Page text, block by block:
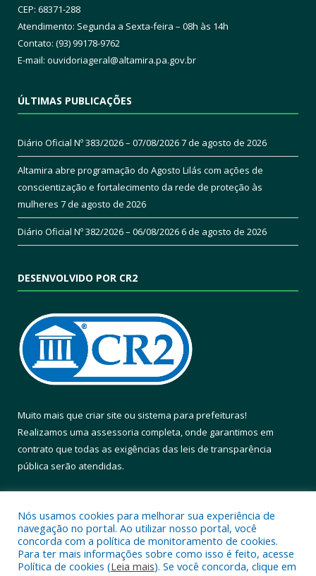
CEP: 68371-288
Atendimento: Segunda a Sexta-feira – 08h às 14h
Contato: (93) 99178-9762
E-mail: ouvidoriageral@altamira.pa.gov.br
ÚLTIMAS PUBLICAÇÕES
Diário Oficial Nº 383/2026 – 07/08/20267 de agosto de 2026
Altamira abre programação do Agosto Lilás com ações de
conscientização e fortalecimento da rede de proteção às
mulheres 7 de agosto de 2026
Diário Oficial Nº 382/2026 – 06/08/20266 de agosto de 2026
DESENVOLVIDO POR CR2
Muito mais que criar site ou sistema para prefeituras!
Realizamos uma assessoria completa, onde garantimos em
contrato que todas as exigências das leis de transparência
pública serão atendidas.
Todos os direitos reservados a Prefeitura Municipal de Altamira.
Nós usamos cookies para melhorar sua experiência de
navegação no portal. Ao utilizar nosso portal, você
concorda com a política de monitoramento de cookies.
Para ter mais informações sobre como isso é feito, acesse
Política de cookies (Leia mais). Se você concorda, clique em